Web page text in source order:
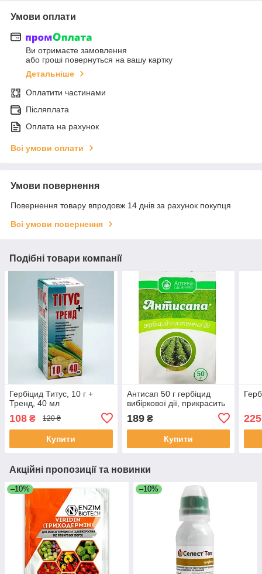
Умови оплати
Ви отримаєте замовлення
або гроші повернуться на вашу картку
Детальніше
Оплатити частинами
Післяплата
Оплата на рахунок
Всі умови оплати
Умови повернення
Повернення товару впродовж 14 днів за рахунок покупця
Всі умови повернення
Подібні товари компанії
Гербіцид Титус, 10 г +
Тренд, 40 мл
108 ₴ 120 ₴
Купити
Антисап 50 г гербіцид
вибіркової дії, прикрасить
189₴
Купити
225
Акційні пропозиції та новинки
–10% –10%